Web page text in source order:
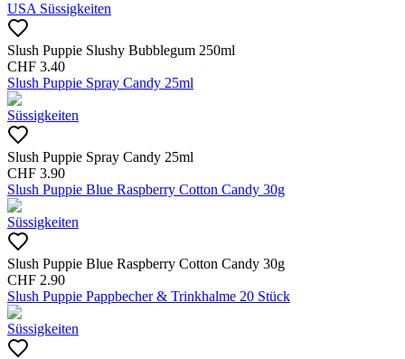
USA Süssigkeiten
Slush Puppie Slushy Bubblegum 250ml
CHF 3.40
Slush Puppie Spray Candy 25ml
Süssigkeiten
Slush Puppie Spray Candy 25ml
CHF 3.90
Slush Puppie Blue Raspberry Cotton Candy 30g
Süssigkeiten
Slush Puppie Blue Raspberry Cotton Candy 30g
CHF 2.90
Slush Puppie Pappbecher & Trinkhalme 20 Stück
Süssigkeiten